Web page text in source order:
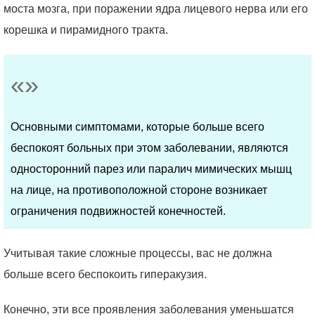
моста мозга, при поражении ядра лицевого нерва или его
корешка и пирамидного тракта.
Основными симптомами, которые больше всего
беспокоят больных при этом заболевании, являются
односторонний парез или паралич мимических мышц
на лице, на противоположной стороне возникает
ограничения подвижностей конечностей.
Учитывая такие сложные процессы, вас не должна
больше всего беспокоить гиперакузия.
Конечно, эти все проявления заболевания уменьшатся